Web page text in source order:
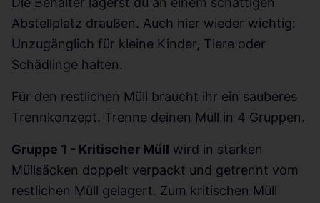
Abstellplatz draußen. Auch hier wieder wichtig:
Unzugänglich für kleine Kinder, Tiere oder
Schädlinge halten.
Für den restlichen Müll braucht ihr ein sauberes
Trennkonzept. Trenne deinen Müll in 4 Gruppen.
Gruppe 1 - Kritischer Müll wird in starken
Müllsäcken doppelt verpackt und getrennt vom
restlichen Müll gelagert. Zum kritischen Müll